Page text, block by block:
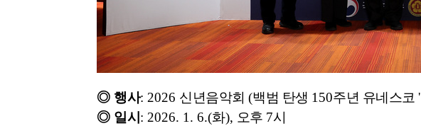
◎ 행사: 2026 신년음악회 (백범 탄생 150주년 유네스코 '
◎ 일시 : 2026. 1. 6.(화), 오후 7시